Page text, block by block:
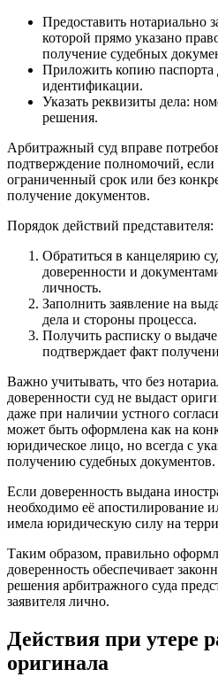
Предоставить нотариально
которой прямо указано
получение судебных
Приложить копию паспорта
идентификации.
Указать реквизиты дела:
решения.
Арбитражный суд вправе
подтверждение полномочий, если
ограниченный срок или без
получение документов.
Порядок действий представителя:
Обратиться в канцелярию
доверенности и
личность.
Заполнить заявление на
дела и стороны процесса.
Получить расписку о
подтверждает факт
Важно учитывать, что без
доверенности суд не выдаст
даже при наличии устного
может быть оформлена как на
юридическое лицо, но всегда с
получению судебных документов.
Если доверенность выдана
необходимо её апостилирование
имела юридическую силу на
Таким образом, правильно
доверенность обеспечивает
решения арбитражного суда
заявителя лично.
Действия при утере
оригинала